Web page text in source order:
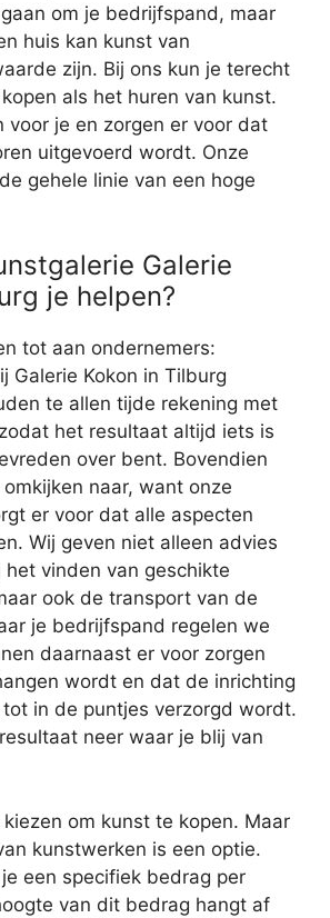
om je bedrijfspand, maar
huis kan kunst van
zijn. Bij ons kun je terecht
als het huren van kunst.
voor je en zorgen er voor dat
uitgevoerd wordt. Onze
gehele linie van een hoge
Galerie
je helpen?
tot aan ondernemers:
Galerie Kokon in Tilburg
te allen tijde rekening met
het resultaat altijd iets is
over bent. Bovendien
naar, want onze
er voor dat alle aspecten
Wij geven niet alleen advies
het vinden van geschikte
ook de transport van de
je bedrijfspand regelen we
daarnaast er voor zorgen
wordt en dat de inrichting
in de puntjes verzorgd wordt.
neer waar je blij van
om kunst te kopen. Maar
kunstwerken is een optie.
een specifiek bedrag per
van dit bedrag hangt af